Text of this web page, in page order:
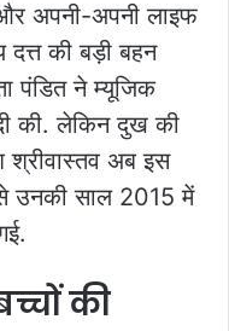
अपनी-अपनी लाइफ
की बड़ी बहन
पंडित ने म्यूजिक
की. लेकिन दुख की
अब इस
उनकी साल 2015 में
की